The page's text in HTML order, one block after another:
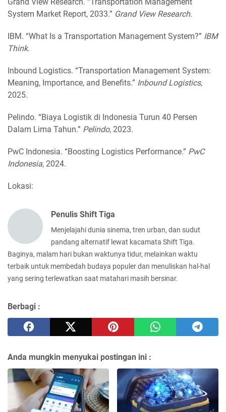
System Market Report, 2033.” Grand View Research.
IBM. “What Is a Transportation Management System?” IBM
Think.
Inbound Logistics. “Transportation Management System:
Meaning, Importance, and Benefits.” Inbound Logistics,
2025.
Pelindo. “Biaya Logistik di Indonesia Turun 40 Persen
Dalam Lima Tahun.” Pelindo, 2023.
PwC Indonesia. “Boosting Logistics Performance.” PwC
Indonesia, 2024.
Lokasi:
Penulis Shift Tiga
Menjelajahi dunia sinema, tren urban, dan sudut
pandang alternatif lewat kacamata Shift Tiga.
Baginya, malam hari bukan waktunya tidur, melainkan waktu
terbaik untuk membedah budaya populer dan menuliskan hal-hal
yang sering terlewatkan saat matahari masih bersinar.
Berbagi :
Anda mungkin menyukai postingan ini :